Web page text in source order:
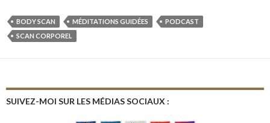
BODY SCAN MÉDITATIONS GUIDÉES
PODCAST
SCAN CORPOREL
SUIVEZ-MOI SUR LES MÉDIAS SOCIAUX :